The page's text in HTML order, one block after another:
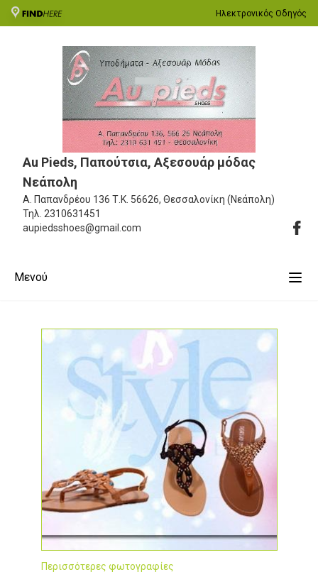
Ηλεκτρονικός Οδηγός
Au Pieds, Παπούτσια, Αξεσουάρ μόδας
Νεάπολη
Α. Παπανδρέου 136 Τ.Κ. 56626, Θεσσαλονίκη (Νεάπολη)
Τηλ. 2310631451
aupiedsshoes@gmail.com
Μενού
Περισσότερες φωτογραφίες